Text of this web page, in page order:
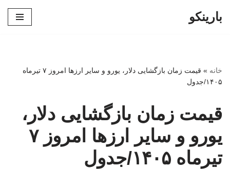
بارینکو
خانه »
قیمت زمان بازگشایی دلار، یورو و سایر ارزها امروز ۷ تیرماه
۱۴۰۵/جدول
قیمت زمان بازگشایی دلار،
یورو و سایر ارزها امروز ۷
تیرماه ۱۴۰۵/جدول